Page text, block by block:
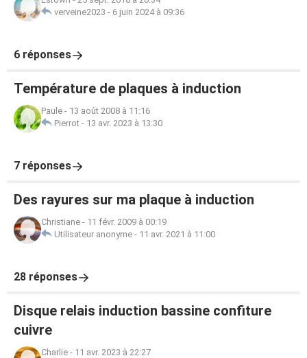
verveine2023 - 6 juin 2024 à 09:36
6 réponses
Température de plaques à induction
Paule - 13 août 2008 à 11:16
Pierrot - 13 avr. 2023 à 13:30
7 réponses
Des rayures sur ma plaque à induction
Christiane - 11 févr. 2009 à 00:19
Utilisateur anonyme - 11 avr. 2021 à 11:00
28 réponses
Disque relais induction bassine confiture
cuivre
Charlie - 11 avr. 2023 à 22:27